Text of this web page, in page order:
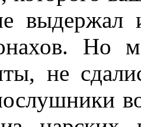
выдержал
Но
не